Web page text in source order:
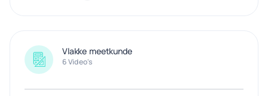
Vlakke meetkunde
6 Video's